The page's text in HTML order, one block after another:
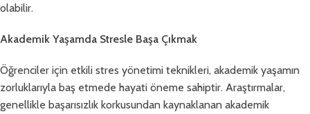
olabilir.
Akademik Yaşamda Stresle Başa Çıkmak
Öğrenciler için etkili stres yönetimi teknikleri, akademik yaşamın
zorluklarıyla baş etmede hayati öneme sahiptir. Araştırmalar,
genellikle başarısızlık korkusundan kaynaklanan akademik